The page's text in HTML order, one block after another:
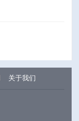
关于我们